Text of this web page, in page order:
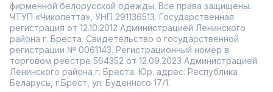
фирменной белорусской одежды. Все права защищены.
ЧТУП «Чиколетта», УНП 291136513. Государственная
регистрация от 12.10.2012 Администрацией Ленинского
района г. Бреста. Свидетельство о государственной
регистрации № 0061143. Регистрационный номер в
торговом реестре 564352 от 12.09.2023 Администрацией
Ленинского района г. Бреста. Юр. адрес: Республика
Беларусь, г.Брест, ул. Буденного 17/1.